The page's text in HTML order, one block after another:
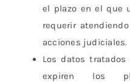
el plazo en el que
requerir
acciones judiciales.
Los datos
expiren los